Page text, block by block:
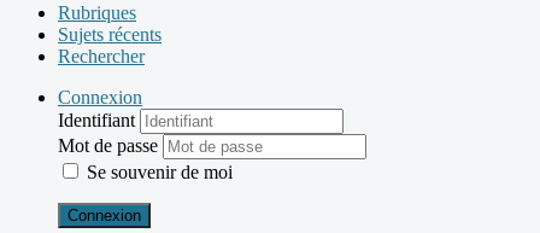
Rubriques
Sujets récents
Rechercher
Connexion
Identifiant
Mot de passe
Se souvenir de moi
Connexion